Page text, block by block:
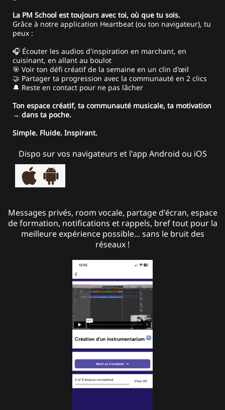
La PM School est toujours avec toi, où que tu sois.
Grâce à notre application Heartbeat (ou ton navigateur), tu
peux :
🎧 Écouter les audios d'inspiration en marchant, en
cuisinant, en allant au boulot
🎯 Voir ton défi créatif de la semaine en un clin d'œil
🤝 Partager ta progression avec la communauté en 2 clics
🔔 Reste en contact pour ne pas lâcher
Ton espace créatif, ta communauté musicale, ta motivation
→ dans ta poche.
Simple. Fluide. Inspirant.
Dispo sur vos navigateurs et l'app Android ou iOS
Messages privés, room vocale, partage d'écran, espace
de formation, notifications et rappels, bref tout pour la
meilleure expérience possible... sans le bruit des
réseaux !